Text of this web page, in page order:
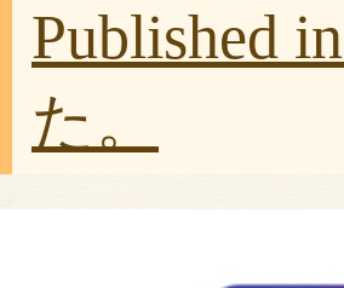
Published in
た。